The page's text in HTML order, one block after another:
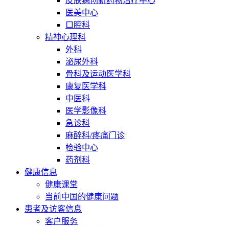
医美中心
口腔科
精神心理科
外科
泌尿外科
骨科及运动医学科
康复医学科
中医科
医学影像科
急诊科
麻醉科/疼痛门诊
检验中心
药剂科
健康信息
健康课堂
当前中国的健康问题
患者及访客信息
客户服务